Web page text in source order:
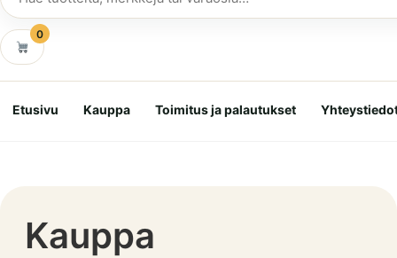
tuotteita
0
Etusivu Kauppa Toimitus ja palautukset
Kauppa